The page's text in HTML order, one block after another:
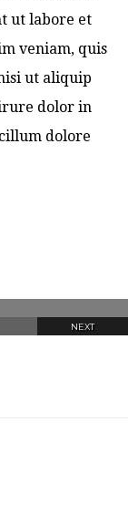
ut labore et
veniam, quis
ut aliquip
irure dolor in
dolore
NEXT